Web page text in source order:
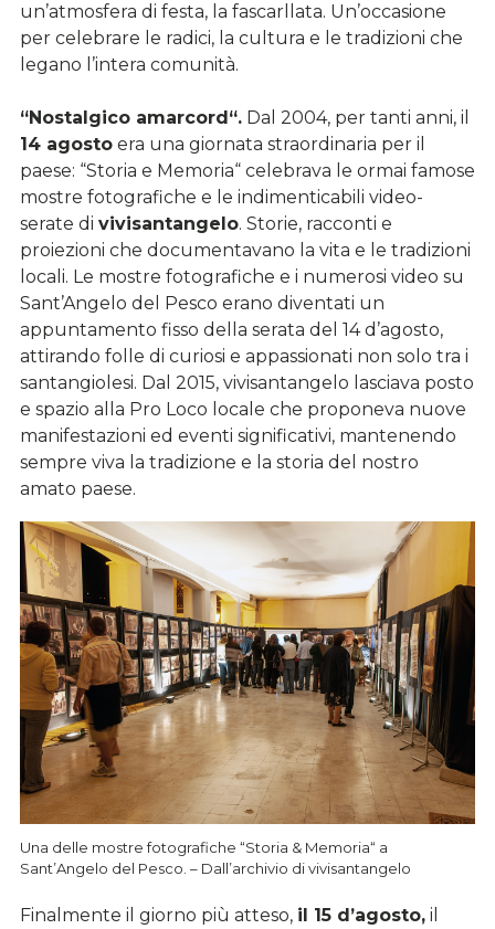
un’atmosfera di festa, la fascarllata. Un’occasione
per celebrare le radici, la cultura e le tradizioni che
legano l’intera comunità.
“Nostalgico amarcord“. Dal 2004, per tanti anni, il
14 agosto era una giornata straordinaria per il
paese: “Storia e Memoria“ celebrava le ormai famose
mostre fotografiche e le indimenticabili video-
serate di vivisantangelo. Storie, racconti e
proiezioni che documentavano la vita e le tradizioni
locali. Le mostre fotografiche e i numerosi video su
Sant’Angelo del Pesco erano diventati un
appuntamento fisso della serata del 14 d’agosto,
attirando folle di curiosi e appassionati non solo tra i
santangiolesi. Dal 2015, vivisantangelo lasciava posto
e spazio alla Pro Loco locale che proponeva nuove
manifestazioni ed eventi significativi, mantenendo
sempre viva la tradizione e la storia del nostro
amato paese.
Una delle mostre fotografiche “Storia & Memoria“ a
Sant’Angelo del Pesco. – Dall’archivio di vivisantangelo
Finalmente il giorno più atteso, il 15 d’agosto, il